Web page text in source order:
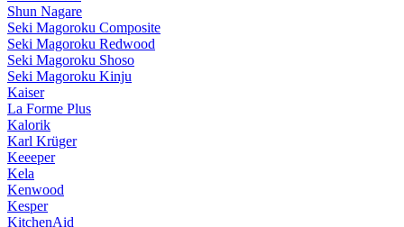
Shun Nagare
Seki Magoroku Composite
Seki Magoroku Redwood
Seki Magoroku Shoso
Seki Magoroku Kinju
Kaiser
La Forme Plus
Kalorik
Karl Krüger
Keeeper
Kela
Kenwood
Kesper
KitchenAid